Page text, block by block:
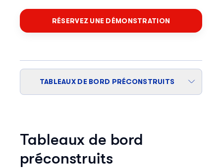
RÉSERVEZ UNE DÉMONSTRATION
TABLEAUX DE BORD PRÉCONSTRUITS
Tableaux de bord
préconstruits